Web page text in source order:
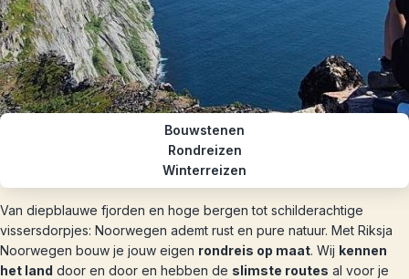
Bouwstenen
Rondreizen
Winterreizen
Van diepblauwe fjorden en hoge bergen tot schilderachtige
vissersdorpjes: Noorwegen ademt rust en pure natuur. Met Riksja
Noorwegen bouw je jouw eigen rondreis op maat. Wij kennen
het land door en door en hebben de slimste routes al voor je